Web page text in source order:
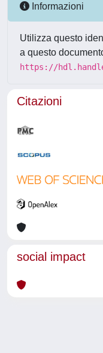
Informazioni
Utilizza questo
a questo
https://
Citazioni
social impact